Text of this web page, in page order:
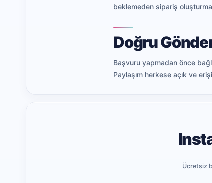
beklemeden sipariş
Doğru
Başvuru yapmadan önce
Paylaşım herkese açık ve
Ücretsiz